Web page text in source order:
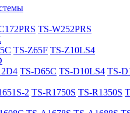
TS-W252PRS
TS-Z65F TS-Z10LS4
TS-D65C TS-D10LS4 TS-
2 TS-R1750S TS-R1350S